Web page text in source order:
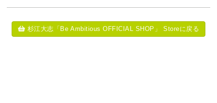
杉江大志「Be Ambitious OFFICIAL SHOP」 Storeに戻る